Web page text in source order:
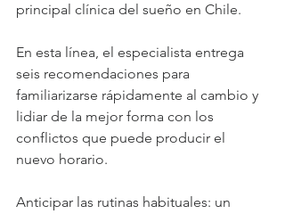
principal clínica del sueño en Chile.
En esta línea, el especialista entrega
seis recomendaciones para
familiarizarse rápidamente al cambio y
lidiar de la mejor forma con los
conflictos que puede producir el
nuevo horario.
Anticipar las rutinas habituales: un